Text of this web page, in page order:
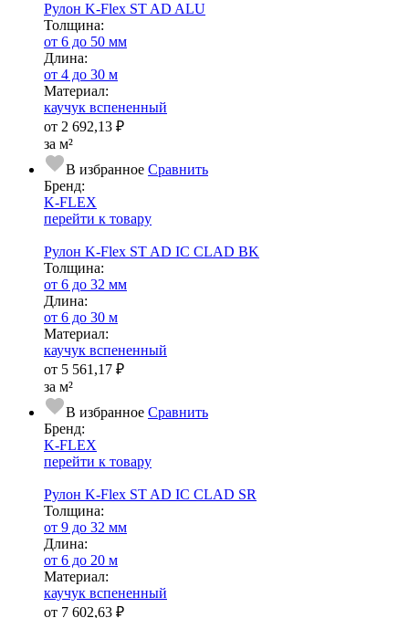
Рулон K-Flex ST AD ALU
Тол­щи­на:
от 6 до 50 мм
Длина:
от 4 до 30 м
Ма­­те­­ри­­ал:
каучук вспененный
от 2 692,13 ₽
за м²
В избранное Сравнить
Бренд:
K-FLEX
перейти к товару
Рулон K-Flex ST AD IC CLAD BK
Тол­щи­на:
от 6 до 32 мм
Длина:
от 6 до 30 м
Ма­­те­­ри­­ал:
каучук вспененный
от 5 561,17 ₽
за м²
В избранное Сравнить
Бренд:
K-FLEX
перейти к товару
Рулон K-Flex ST AD IC CLAD SR
Тол­щи­на:
от 9 до 32 мм
Длина:
от 6 до 20 м
Ма­­те­­ри­­ал:
каучук вспененный
от 7 602,63 ₽